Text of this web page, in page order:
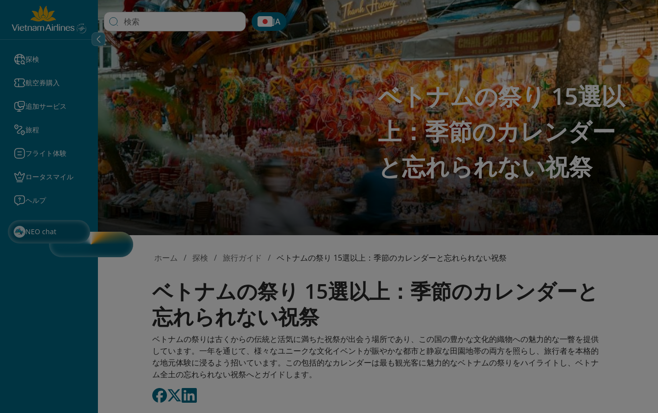
探検
航空券購入
追加サービス
旅程
フライト体験
ロータスマイル
ヘルプ
NEO chat
JA
ベトナムの祭り 15選以
上：季節のカレンダー
と忘れられない祝祭
ホーム 探検 旅行ガイド ベトナムの祭り 15選以上：季節のカレンダーと忘れられない祝祭
ベトナムの祭り 15選以上：季節のカレンダーと
忘れられない祝祭
ベトナムの祭りは古くからの伝統と活気に満ちた祝祭が出会う場所であり、この国の豊かな文化的織物への魅力的な一瞥を提供
しています。一年を通じて、様々なユニークな文化イベントが賑やかな都市と静寂な田園地帯の両方を照らし、旅行者を本格的
な地元体験に浸るよう招いています。この包括的なカレンダーは最も観光客に魅力的なベトナムの祭りをハイライトし、ベトナ
ム全土の忘れられない祝祭へとガイドします。